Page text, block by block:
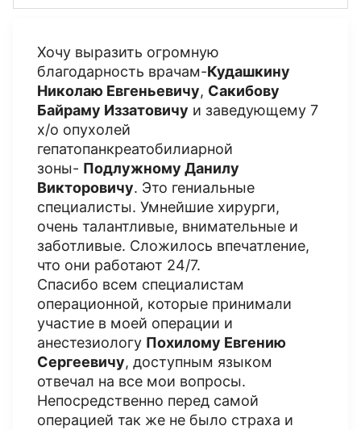
Хочу выразить огромную
благодарность врачам-Кудашкину
Николаю Евгеньевичу, Сакибову
Байраму Иззатовичу и заведующему 7
х/о опухолей
гепатопанкреатобилиарной
зоны- Подлужному Данилу
Викторовичу. Это гениальные
специалисты. Умнейшие хирурги,
очень талантливые, внимательные и
заботливые. Сложилось впечатление,
что они работают 24/7.
Спасибо всем специалистам
операционной, которые принимали
участие в моей операции и
анестезиологу Похилому Евгению
Сергеевичу, доступным языком
отвечал на все мои вопросы.
Непосредственно перед самой
операцией так же не было страха и